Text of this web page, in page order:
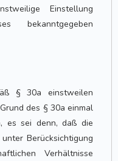
Einstellung
bekanntgegeben
§ 30a einstweilen
des § 30a einmal
es sei denn, daß die
Berücksichtigung
Verhältnisse